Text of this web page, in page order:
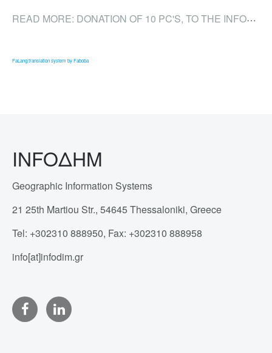
READ MORE: DONATION OF 10 PC'S, TO THE INFORMATICS SCHOOL, OF THE ORTHODOX UNIVERSITY OF KONGO
FaLang translation system by Faboba
INFOΔΗΜ
Geographic Information Systems
21 25th Martiou Str., 54645 Thessaloniki, Greece
Tel: +302310 888950, Fax: +302310 888958
info[at]infodim.gr